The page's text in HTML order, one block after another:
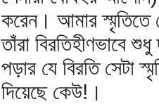
করেন। আমার স্মৃতিতে
তাঁরা বিরতিহীণভাবে
পড়ার যে বিরতি সেটা
দিয়েছে কেউ!।